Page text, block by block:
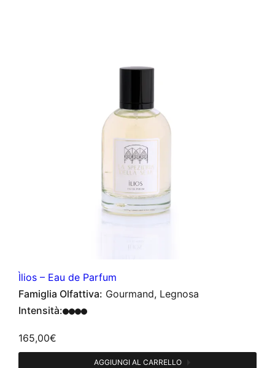
Ìlios – Eau de Parfum
Famiglia Olfattiva: Gourmand, Legnosa
Intensità:
165,00€
AGGIUNGI AL CARRELLO